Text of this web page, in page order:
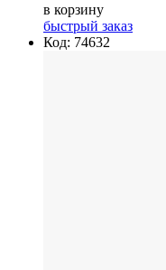
в корзину
быстрый заказ
Код: 74632